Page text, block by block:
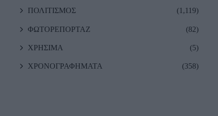
ΠΟΛΙΤΙΣΜΟΣ (1,119)
ΦΩΤΟΡΕΠΟΡΤΑΖ (82)
ΧΡΗΣΙΜΑ (5)
ΧΡΟΝΟΓΡΑΦΗΜΑΤΑ (358)